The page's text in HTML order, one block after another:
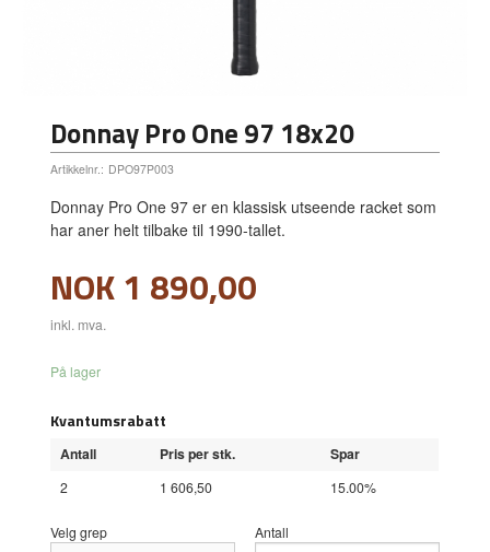
Donnay Pro One 97 18x20
Artikkelnr.: DPO97P003
Donnay Pro One 97 er en klassisk utseende racket som
har aner helt tilbake til 1990-tallet.
Pris
NOK1 890,00
inkl. mva.
På lager
Kvantumsrabatt
Antall Pris per stk. Spar
2 1 606,50 15.00%
Velg grep Antall